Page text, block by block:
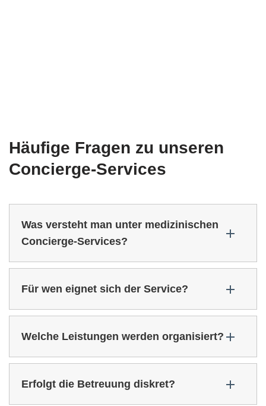
Häufige Fragen zu unseren
Concierge-Services
Was versteht man unter medizinischen
Concierge-Services?
Für wen eignet sich der Service?
Welche Leistungen werden organisiert?
Erfolgt die Betreuung diskret?